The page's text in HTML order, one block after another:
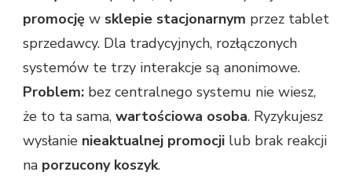
promocję w sklepie stacjonarnym przez tablet
sprzedawcy. Dla tradycyjnych, rozłączonych
systemów te trzy interakcje są anonimowe.
Problem: bez centralnego systemu nie wiesz,
że to ta sama, wartościowa osoba. Ryzykujesz
wysłanie nieaktualnej promocji lub brak reakcji
na porzucony koszyk.